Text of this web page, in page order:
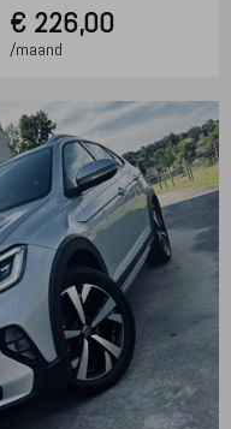
€ 226,00
/maand